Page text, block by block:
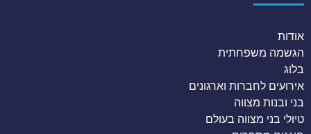
אודות
הגשמה משפחתית
בלוג
אירועים לחברות וארגונים
בני ובנות מצווה
טיולי בני מצווה בעולם